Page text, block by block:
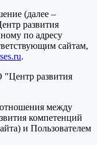
(далее –
развития
по адресу
сайтам,
.
"Центр развития
между
компетенций
и Пользователем